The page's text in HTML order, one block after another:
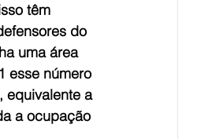
têm
do
uma área
esse número
equivalente a
a ocupação